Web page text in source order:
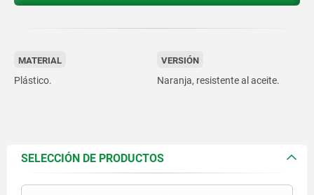
MATERIAL
Plástico.
VERSIÓN
Naranja, resistente al aceite.
SELECCIÓN DE PRODUCTOS